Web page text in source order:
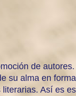
de
su alma en
Así es